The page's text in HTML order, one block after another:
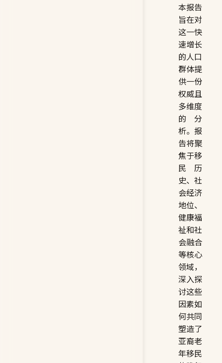
本报告
旨在对
这一快
速增长
的人口
群体提
供一份
权威且
多维度
的分
析。报
告将聚
焦于移
民历
史、社
会经济
地位、
健康福
祉和社
会融合
等核心
领域，
深入探
讨这些
因素如
何共同
塑造了
亚裔老
年移民